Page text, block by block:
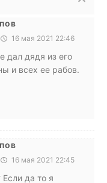
16 мая 2021 22:46
дал дядя из его
и всех ее рабов.
16 мая 2021 22:45
да то я